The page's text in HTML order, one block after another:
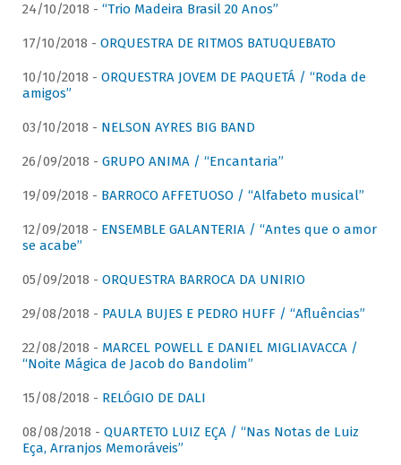
24/10/2018 - “Trio Madeira Brasil 20 Anos”
17/10/2018 - ORQUESTRA DE RITMOS BATUQUEBATO
10/10/2018 - ORQUESTRA JOVEM DE PAQUETÁ / “Roda de
amigos”
03/10/2018 - NELSON AYRES BIG BAND
26/09/2018 - GRUPO ANIMA / “Encantaria”
19/09/2018 - BARROCO AFFETUOSO / “Alfabeto musical”
12/09/2018 - ENSEMBLE GALANTERIA / “Antes que o amor
se acabe”
05/09/2018 - ORQUESTRA BARROCA DA UNIRIO
29/08/2018 - PAULA BUJES E PEDRO HUFF / “Afluências”
22/08/2018 - MARCEL POWELL E DANIEL MIGLIAVACCA /
“Noite Mágica de Jacob do Bandolim”
15/08/2018 - RELÓGIO DE DALI
08/08/2018 - QUARTETO LUIZ EÇA / “Nas Notas de Luiz
Eça, Arranjos Memoráveis”